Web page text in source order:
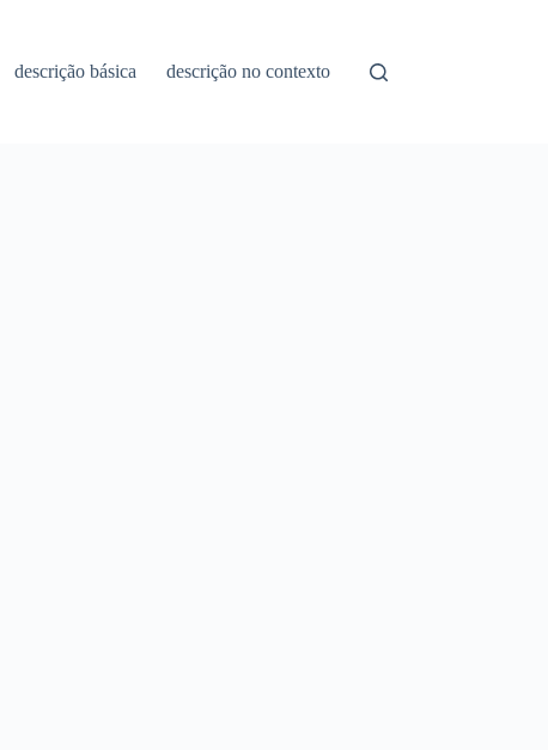
descrição básica descrição no contexto